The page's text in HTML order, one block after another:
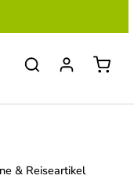
& Reiseartikel